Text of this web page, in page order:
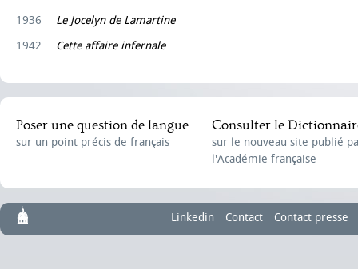
1936
Le Jocelyn de Lamartine
1942
Cette affaire infernale
Poser une question de langue
sur un point précis de français
Consulter le
sur le nouveau site publié
l'Académie française
Linkedin Contact Contact presse